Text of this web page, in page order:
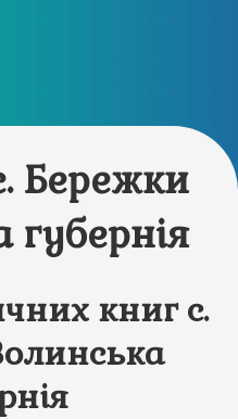
Бережки
губернія
книг с.